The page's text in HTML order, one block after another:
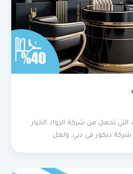
تجعل من شركة الرواد الخيار
ديكور في دبي، ولعل